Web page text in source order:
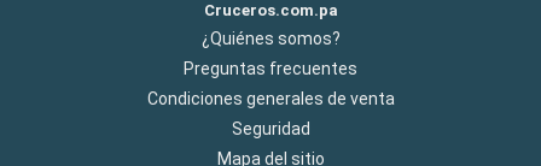
Cruceros.com.pa
¿Quiénes somos?
Preguntas frecuentes
Condiciones generales de venta
Seguridad
Mapa del sitio